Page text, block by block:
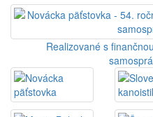
Realizované s